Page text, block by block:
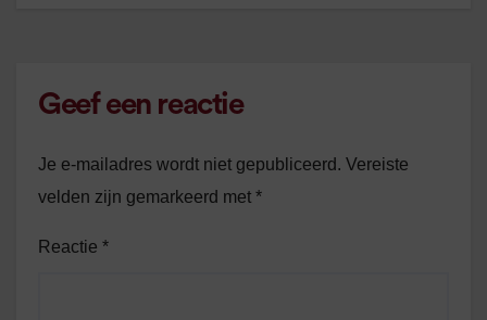
Geef een reactie
Je e-mailadres wordt niet gepubliceerd. Vereiste
velden zijn gemarkeerd met *
Reactie *